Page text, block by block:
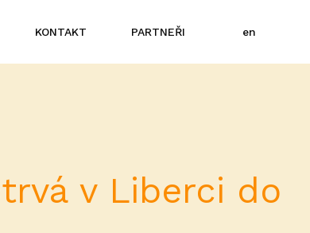
KONTAKT PARTNEŘI cs
en
v Liberci do